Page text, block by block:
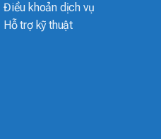
Điều khoản dịch vụ
Hỗ trợ kỹ thuật